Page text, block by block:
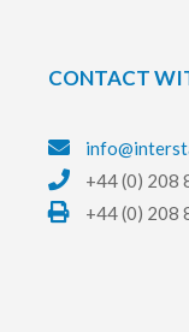
CONTACT
+44 (0) 208
+44 (0) 208